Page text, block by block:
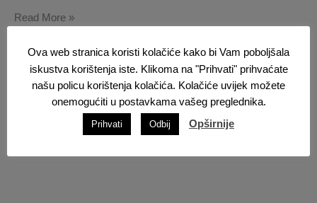
Read More »
Ova web stranica koristi kolačiće kako bi Vam poboljšala
iskustva korištenja iste. Klikoma na "Prihvati" prihvaćate
našu policu korištenja kolačića. Kolačiće uvijek možete
onemogućiti u postavkama vašeg preglednika.
Prihvati Odbij Opširnije